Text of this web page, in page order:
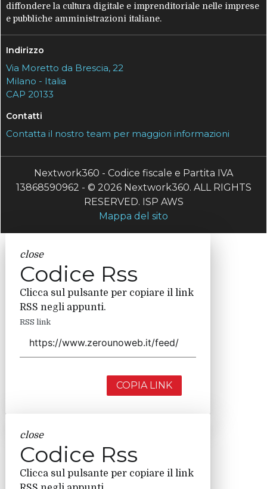
diffondere la cultura digitale e imprenditoriale nelle imprese
e pubbliche amministrazioni italiane.
Indirizzo
Via Moretto da Brescia, 22
Milano - Italia
CAP 20133
Contatti
Contatta il nostro team per maggiori informazioni
Nextwork360 - Codice fiscale e Partita IVA
13868590962 - © 2026 Nextwork360. ALL RIGHTS
RESERVED. ISP AWS
Mappa del sito
close
Codice Rss
Clicca sul pulsante per copiare il link
RSS negli appunti.
RSS link
COPIA LINK
close
Codice Rss
Clicca sul pulsante per copiare il link